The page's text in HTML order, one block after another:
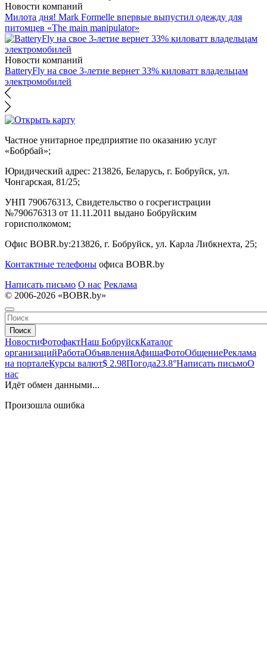
Новости компаний
Милота дня! Mark Formelle впервые выпустил одежду для
питомцев «The main manipulator»
Новости компаний
BatteryFly на свое 3-летие вернет 33% киловатт владельцам
электромобилей
Частное унитарное предприятие по оказанию услуг
«Бобрбай»;
Юридический адрес: 213826, Беларусь, г. Бобруйск, ул.
Чонгарская, 81/25;
УНП 790676313, Свидетельство о госрегистрации
№790676313 от 11.11.2011 выдано Бобруйским
горисполкомом;
Офис BOBR.by:213826, г. Бобруйск, ул. Карла Либкнехта, 25;
Контактные телефоны офиса BOBR.by
Написать письмо О нас Реклама
© 2006-2026 «BOBR.by»
Поиск
НовостиФотофактНаш БобруйскКаталог
организацийРаботаОбъявленияАфишаФотоОбщениеРеклама
на порталеКурсы валют$ 2.98Погода23.8°Написать письмоО
нас
Идёт обмен данными...
Произошла ошибка